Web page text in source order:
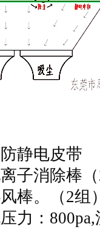
静电皮带
子消除棒
棒。（2组
力：